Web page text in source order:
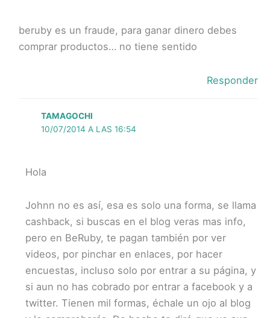
beruby es un fraude, para ganar dinero debes
comprar productos… no tiene sentido
Responder
TAMAGOCHI
10/07/2014 A LAS 16:54
Hola
Johnn no es así, esa es solo una forma, se llama
cashback, si buscas en el blog veras mas info,
pero en BeRuby, te pagan también por ver
videos, por pinchar en enlaces, por hacer
encuestas, incluso solo por entrar a su página, y
si aun no has cobrado por entrar a facebook y a
twitter. Tienen mil formas, échale un ojo al blog